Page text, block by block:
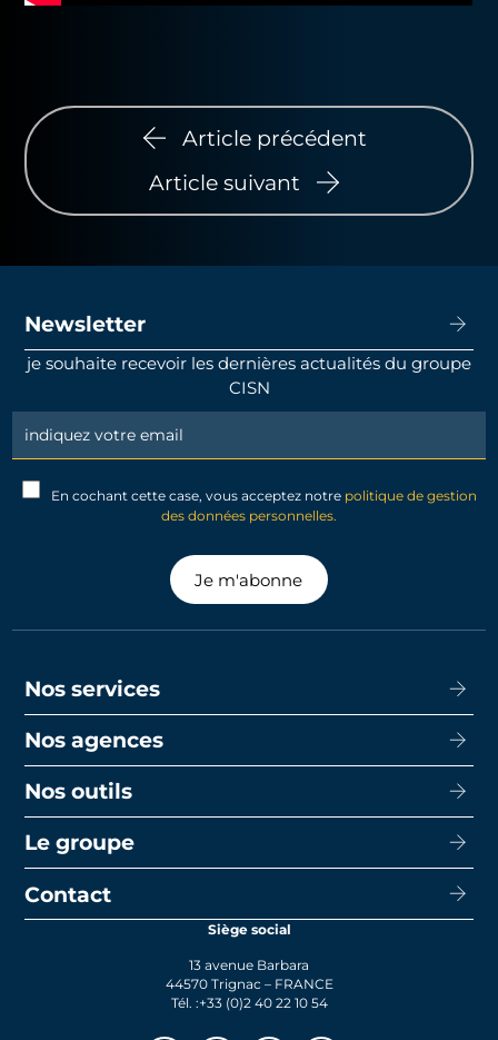
Article précédent
Article suivant
Newsletter
je souhaite recevoir les dernières actualités du groupe
CISN
Newsletter
Signup
En cochant cette case, vous acceptez notre politique de gestion
des données personnelles.
Je m'abonne
Nos services
Acheter
Promotion
Transaction
Faire gérer
Nos agences
CISN Agence Immobilière Nantes Decré
CISN Agence Immobilière La Baule
Nos outils
Capacité d’emprunt
Le prêt bancaire
Le groupe
Le groupe
Contact
Siège social
13 avenue Barbara
44570 Trignac – FRANCE
Tél. :+33 (0)2 40 22 10 54